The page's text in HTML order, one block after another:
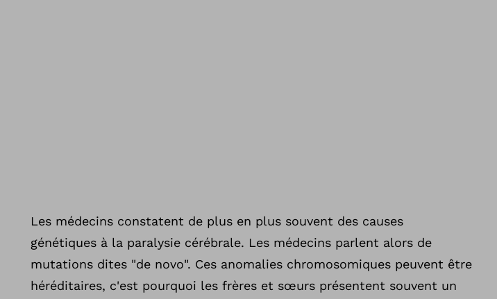
Les médecins constatent de plus en plus souvent des causes
génétiques à la paralysie cérébrale. Les médecins parlent alors de
mutations dites "de novo". Ces anomalies chromosomiques peuvent être
héréditaires, c'est pourquoi les frères et sœurs présentent souvent un